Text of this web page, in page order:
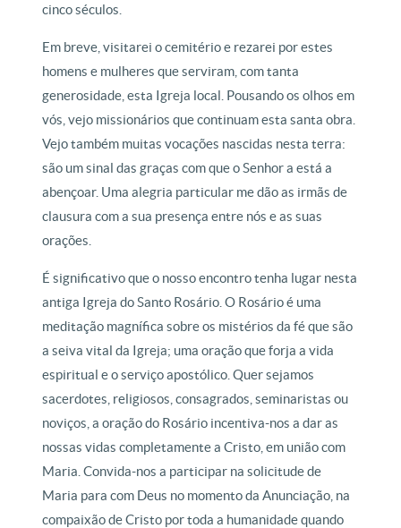
cinco séculos.
Em breve, visitarei o cemitério e rezarei por estes
homens e mulheres que serviram, com tanta
generosidade, esta Igreja local. Pousando os olhos em
vós, vejo missionários que continuam esta santa obra.
Vejo também muitas vocações nascidas nesta terra:
são um sinal das graças com que o Senhor a está a
abençoar. Uma alegria particular me dão as irmãs de
clausura com a sua presença entre nós e as suas
orações.
É significativo que o nosso encontro tenha lugar nesta
antiga Igreja do Santo Rosário. O Rosário é uma
meditação magnífica sobre os mistérios da fé que são
a seiva vital da Igreja; uma oração que forja a vida
espiritual e o serviço apostólico. Quer sejamos
sacerdotes, religiosos, consagrados, seminaristas ou
noviços, a oração do Rosário incentiva-nos a dar as
nossas vidas completamente a Cristo, em união com
Maria. Convida-nos a participar na solicitude de
Maria para com Deus no momento da Anunciação, na
compaixão de Cristo por toda a humanidade quando